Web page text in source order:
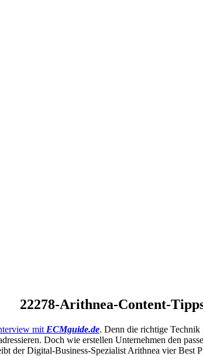
22278-Arithnea-Content-
mit ECMguide.de. Denn die richtige
Doch wie erstellen Unternehmen den
der Digital-Business-Spezialist Arithnea vier Best